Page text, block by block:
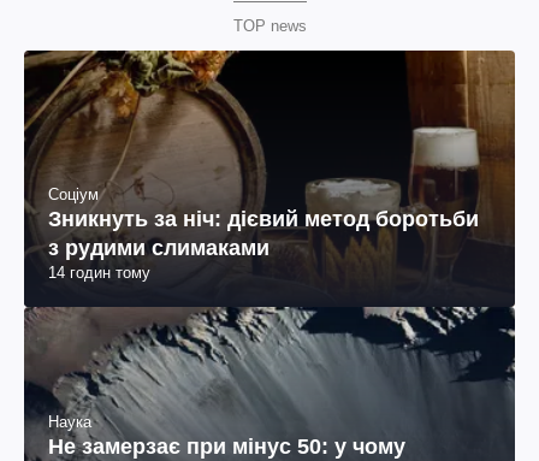
TOP news
Соціум
Зникнуть за ніч: дієвий метод боротьби
з рудими слимаками
14 годин тому
Наука
Не замерзає при мінус 50: у чому